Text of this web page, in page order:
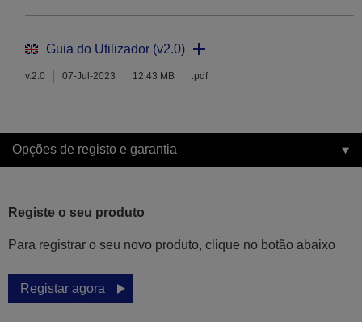
Guia do Utilizador (v2.0)
v.2.0 07-Jul-2023 12.43 MB .pdf
Opções de registo e garantia
Registe o seu produto
Para registrar o seu novo produto, clique no botão abaixo
Registar agora